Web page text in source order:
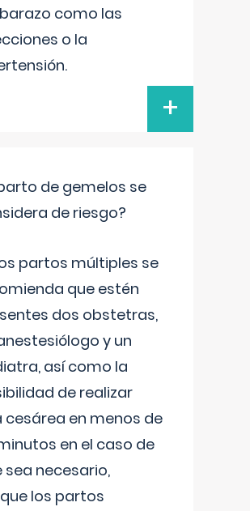
como las
o la
+
de gemelos se
de riesgo?
partos múltiples se
que estén
dos obstetras,
y un
así como la
de realizar
cesárea en menos de
en el caso de
sea necesario,
los partos